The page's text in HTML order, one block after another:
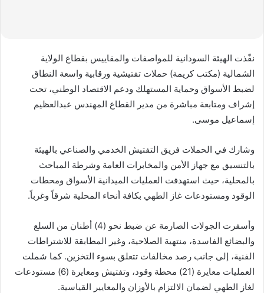
ر
و
نفّذت الهيئة السودانية للمواصفات والمقاييس بقطاع الولاية
الشمالية (مكتب كريمة) حملات تفتيشية ورقابية واسعة النطاق
لضبط الأسواق وحماية المستهلك ودعم الاقتصاد الوطني، تحت
إشراف ومتابعة مباشرة من مدير القطاع المهندس عبدالعظيم
إسماعيل موسى.
وشارك في الحملات فريق التفتيش الخدمي والصناعي بالهيئة
بالتنسيق مع جهاز الأمن والمخابرات العامة وشرطة المباحث
بالمحلية، حيث استهدفت العمليات الميدانية الأسواق ومحطات
الوقود ومستودعات غاز الطهي بكافة أنحاء المحلية شرقاً وغرباً.
وأسفرت الجولات الصارمة عن ضبط نحو (4) أطنان من السلع
والبضائع الفاسدة، منتهية الصلاحية، وغير المطابقة للاشتراطات
الفنية، إلى جانب رصد مخالفات تتعلق بسوء التخزين. كما شملت
العمليات معايرة (21) محطة وقود، وتفتيش ومعايرة (6) مستودعات
لغاز الطهي لضمان الالتزام بالأوزان والمعايير القياسية.